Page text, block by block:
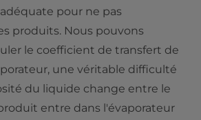
pour ne pas
produits. Nous pouvons
le coefficient de transfert de
une véritable difficulté
du liquide change entre le
entre dans l'évaporateur